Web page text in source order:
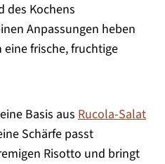
des Kochens
Anpassungen heben
frische, fruchtige
Basis aus Rucola-Salat
Schärfe passt
Risotto und bringt